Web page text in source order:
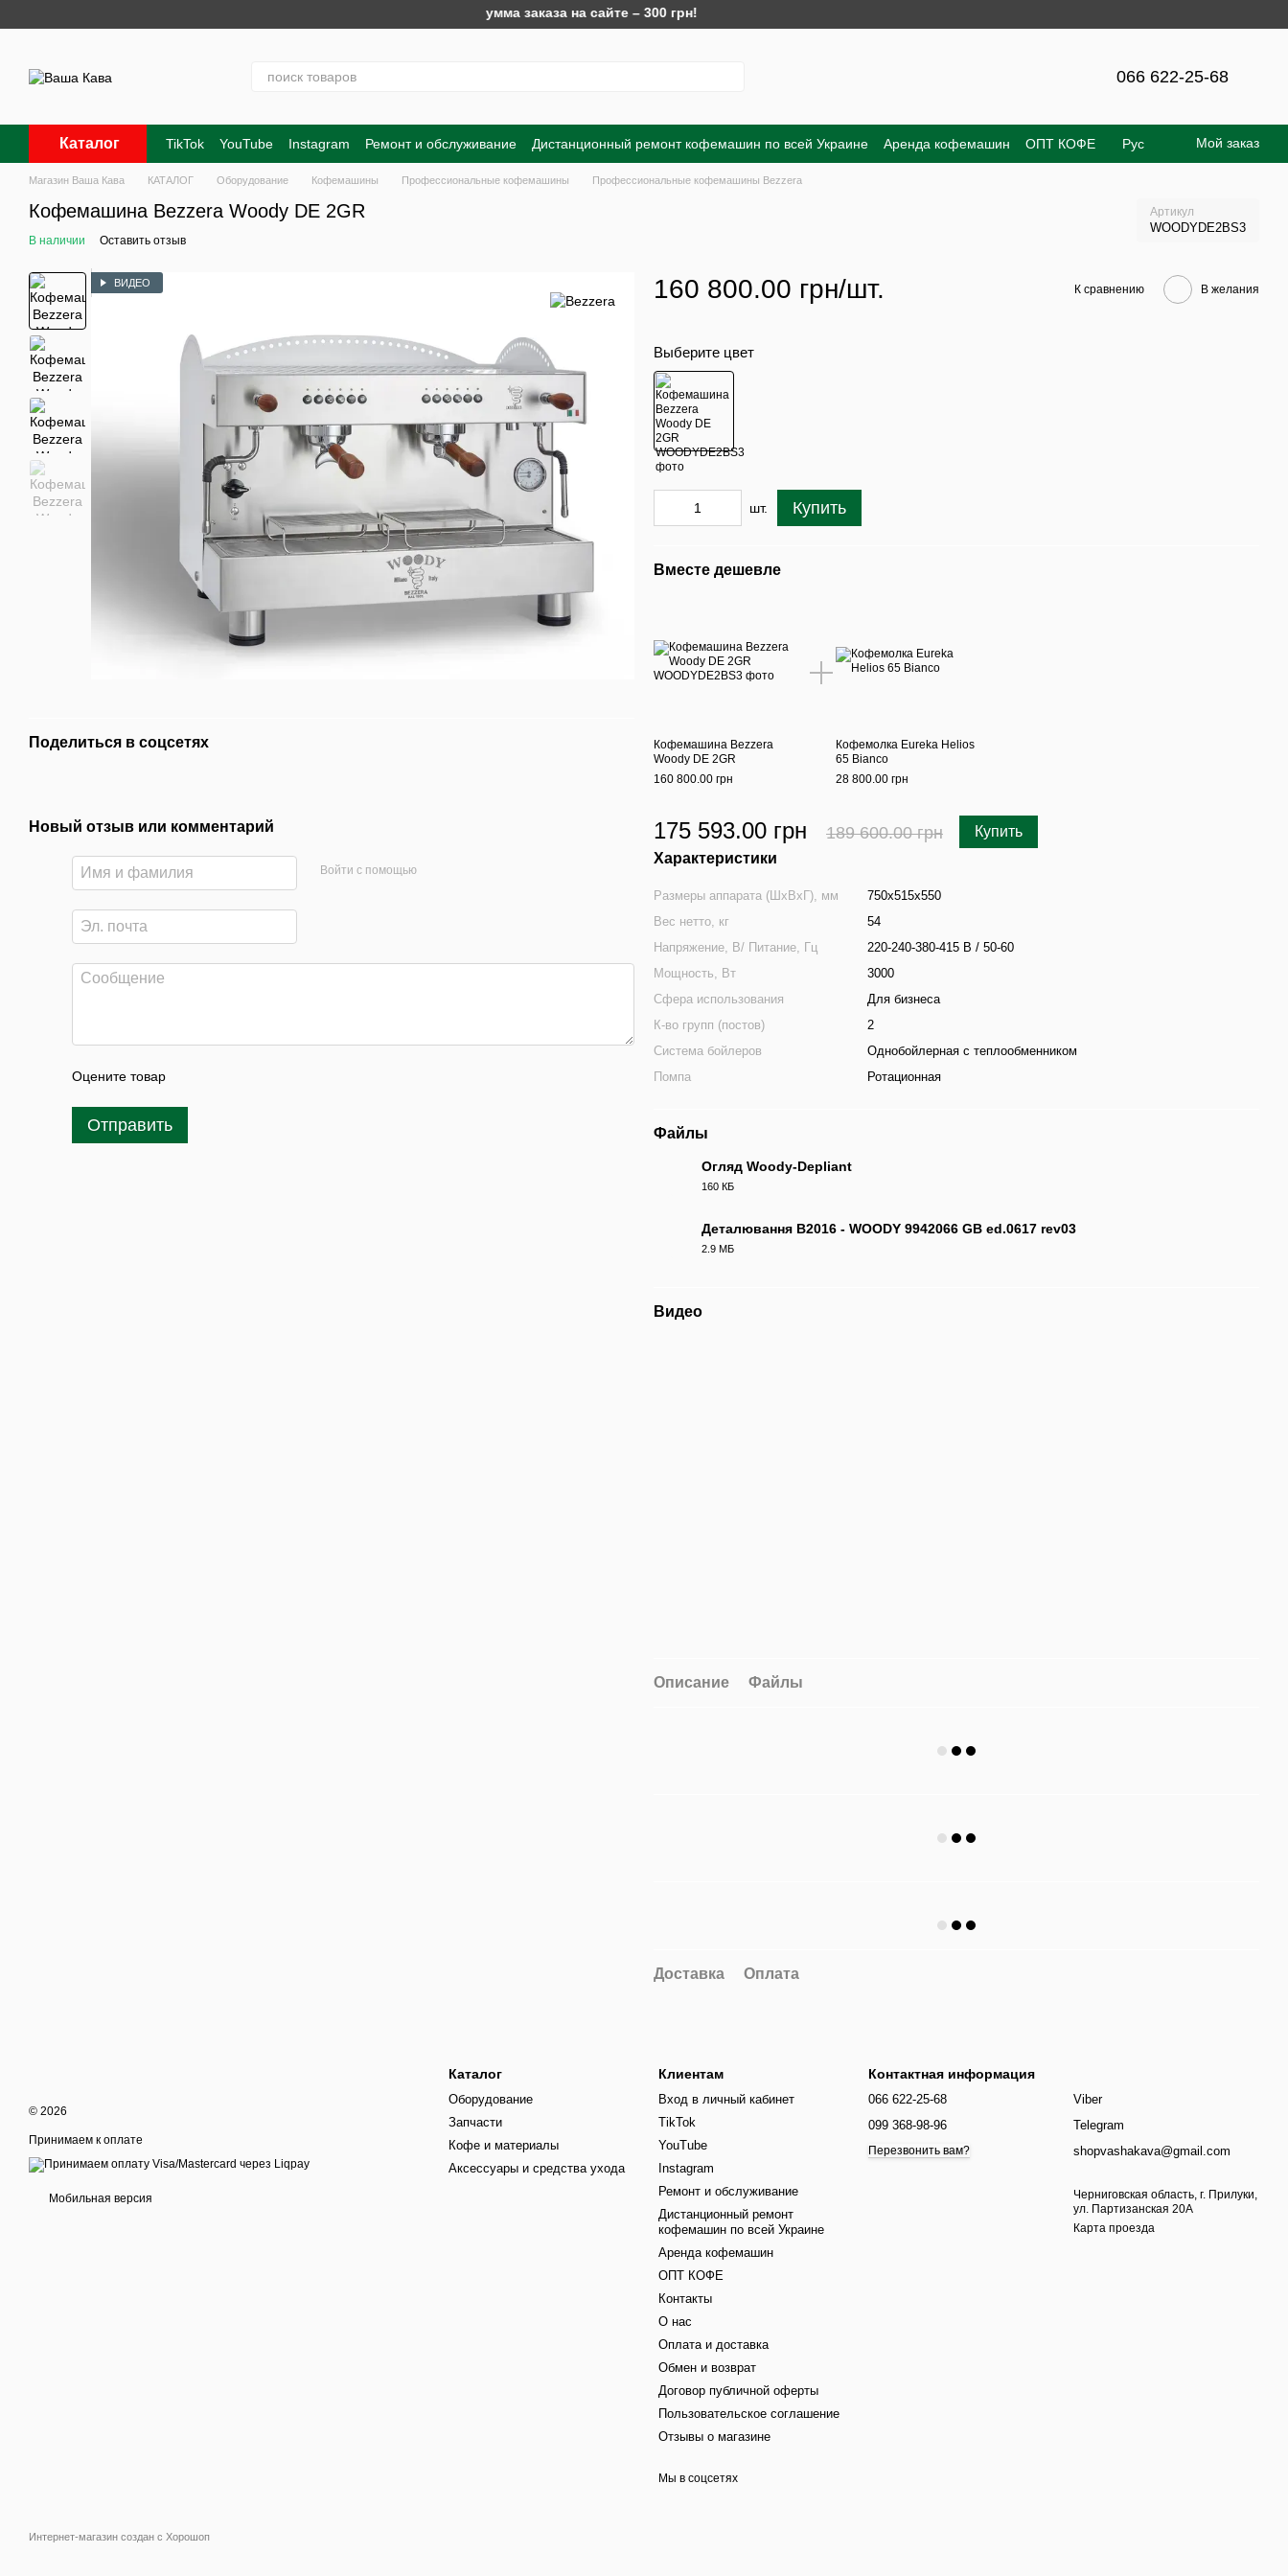
Минимальная сумма заказа на сайте – 300 грн!
066 622-25-68
Каталог TikTok YouTube Instagram Ремонт и обслуживание Дистанционный ремонт кофемашин по всей Украине Аренда кофемашин
ОПТ КОФЕ
Контакты
О нас Оплата и доставка Обмен и возврат Договор публичной оферты Пользовательское соглашение Отзывы о магазине
Рус Мой заказ
Магазин Ваша Кава КАТАЛОГ Оборудование Кофемашины Профессиональные кофемашины Профессиональные кофемашины Bezzera
Кофемашина Bezzera Woody DE 2GR Артикул
WOODYDE2BS3
В наличии Оставить отзыв
ВИДЕО
Поделиться в соцсетях
Новый отзыв или комментарий
Войти с помощью
Оцените товар
Отправить
160 800.00 грн/шт. К сравнению В желания
Выберите цвет
шт. Купить
Вместе дешевле
Кофемашина Bezzera
Woody DE 2GR
160 800.00 грн
Кофемолка Eureka Helios
65 Bianco
28 800.00 грн
175 593.00 грн 189 600.00 грн
Купить
Характеристики
Размеры аппарата (ШхВхГ), мм
750х515х550
Вес нетто, кг
54
Напряжение, В/ Питание, Гц
220-240-380-415 В / 50-60
Мощность, Вт
3000
Сфера использования
Для бизнеса
К-во групп (постов)
2
Система бойлеров
Однобойлерная с теплообменником
Помпа
Ротационная
Файлы
Огляд Woody-Depliant
160 КБ
Деталювання B2016 - WOODY 9942066 GB ed.0617 rev03
2.9 МБ
Видео
Описание Файлы
Доставка Оплата
© 2026
Принимаем к оплате
Мобильная версия
Интернет-магазин создан с Хорошоп
Каталог
Оборудование
Запчасти
Кофе и материалы
Аксессуары и средства ухода
Клиентам
Вход в личный кабинет
TikTok
YouTube
Instagram
Ремонт и обслуживание
Дистанционный ремонт
кофемашин по всей Украине
Аренда кофемашин
ОПТ КОФЕ
Контакты
О нас
Оплата и доставка
Обмен и возврат
Договор публичной оферты
Пользовательское соглашение
Отзывы о магазине
Мы в соцсетях
Контактная информация
066 622-25-68
099 368-98-96
Перезвонить вам?
Viber
Telegram
shopvashakava@gmail.com
Черниговская область, г. Прилуки,
ул. Партизанская 20А
Карта проезда